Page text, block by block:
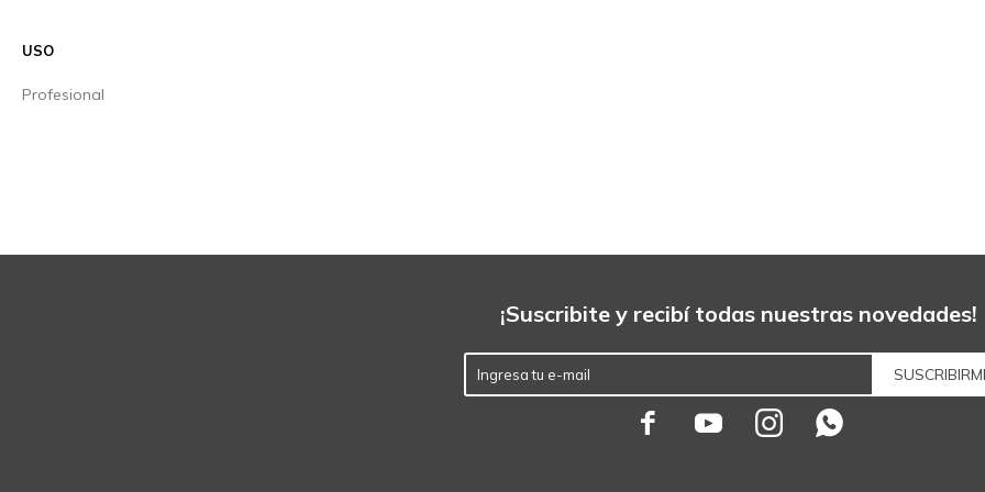
USO
Profesional
¡Suscribite y recibí todas nuestras novedades!
   